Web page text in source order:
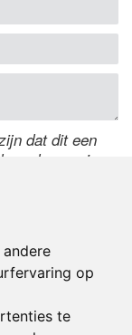
op
te
dat dit een
code over in